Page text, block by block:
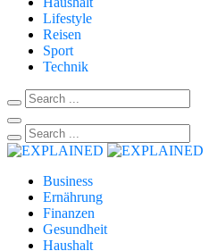
Lifestyle
Reisen
Sport
Technik
Business
Ernährung
Finanzen
Gesundheit
Haushalt